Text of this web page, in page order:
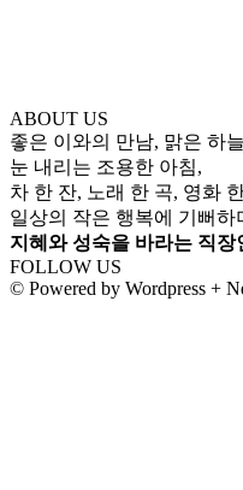
ABOUT US
좋은 이와의 만남, 맑은 하
눈 내리는 조용한 아침,
차 한 잔, 노래 한 곡, 영화
일상의 작은 행복에 기뻐하
지혜와 성숙을 바라는 직장
FOLLOW US
© Powered by Wordpress +